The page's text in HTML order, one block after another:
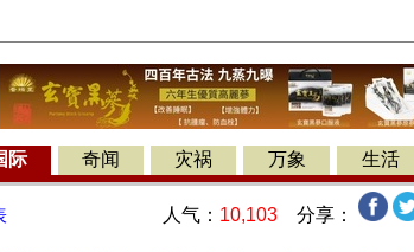
际 奇闻 灾祸 万象 生活
人气： 10,103 分享：